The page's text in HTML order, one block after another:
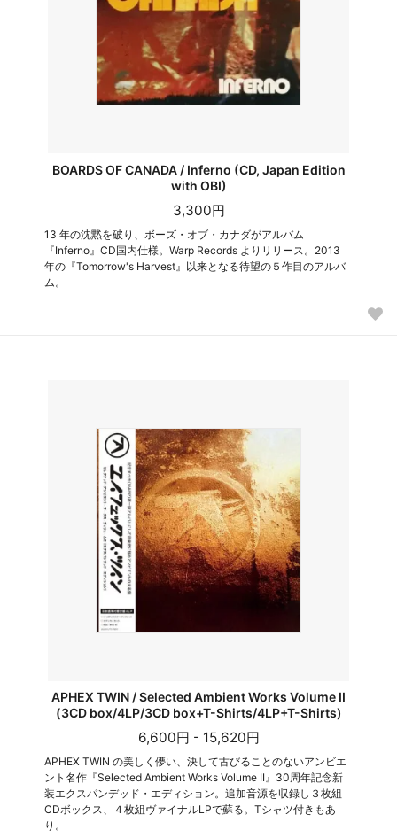
BOARDS OF CANADA / Inferno (CD, Japan Edition
with OBI)
3,300円
13 年の沈黙を破り、ボーズ・オブ・カナダがアルバム
『Inferno』CD国内仕様。Warp Records よりリリース。2013
年の『Tomorrow's Harvest』以来となる待望の５作目のアルバ
ム。
APHEX TWIN / Selected Ambient Works Volume II
(3CD box/4LP/3CD box+T-Shirts/4LP+T-Shirts)
6,600円 - 15,620円
APHEX TWIN の美しく儚い、決して古びることのないアンビエ
ント名作『Selected Ambient Works Volume II』30周年記念新
装エクスパンデッド・エディション。追加音源を収録し３枚組
CDボックス、４枚組ヴァイナルLPで蘇る。Tシャツ付きもあ
り。